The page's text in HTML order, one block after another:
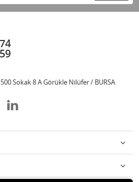
Sokak 8 A Görükle Nilüfer / BURSA